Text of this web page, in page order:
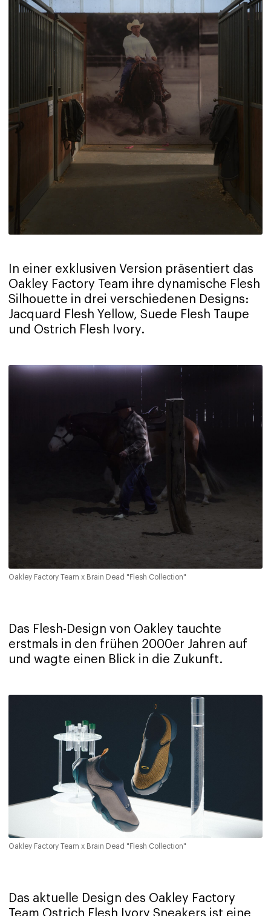
In einer exklusiven Version präsentiert das
Oakley Factory Team ihre dynamische Flesh
Silhouette in drei verschiedenen Designs:
Jacquard Flesh Yellow, Suede Flesh Taupe
und Ostrich Flesh Ivory.
Oakley Factory Team x Brain Dead "Flesh Collection"
Das Flesh-Design von Oakley tauchte
erstmals in den frühen 2000er Jahren auf
und wagte einen Blick in die Zukunft.
Oakley Factory Team x Brain Dead "Flesh Collection"
Das aktuelle Design des Oakley Factory